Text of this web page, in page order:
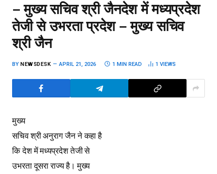
– मुख्य सचिव श्री जैन​देश में मध्यप्रदेश
तेजी से उभरता प्रदेश – मुख्य सचिव
श्री जैन
BY NEWSDESK APRIL 21, 2026 1 MIN READ 1VIEWS
मुख्य
सचिव श्री अनुराग जैन ने कहा है
कि देश में मध्यप्रदेश तेजी से
उभरता दूसरा राज्य है। मुख्य